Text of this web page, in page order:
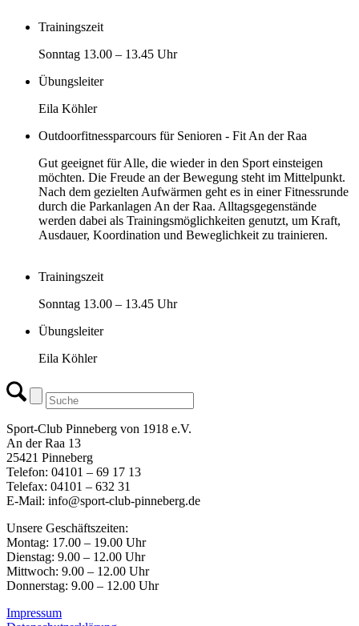
Trainingszeit
Sonntag 13.00 – 13.45 Uhr
Übungsleiter
Eila Köhler
Outdoorfitnessparcours für Senioren - Fit An der Raa
Gut geeignet für Alle, die wieder in den Sport einsteigen
möchten. Die Freude an der Bewegung steht im Mittelpunkt.
Nach dem gezielten Aufwärmen geht es in einer Fitnessrunde
durch die Parkanlagen An der Raa. Alltagsgegenstände
werden dabei als Trainingsmöglichkeiten genutzt, um Kraft,
Ausdauer, Koordination und Beweglichkeit zu trainieren.
Trainingszeit
Sonntag 13.00 – 13.45 Uhr
Übungsleiter
Eila Köhler
Sport-Club Pinneberg von 1918 e.V.
An der Raa 13
25421 Pinneberg
Telefon: 04101 – 69 17 13
Telefax: 04101 – 632 31
E-Mail: info@sport-club-pinneberg.de
Unsere Geschäftszeiten:
Montag: 17.00 – 19.00 Uhr
Dienstag: 9.00 – 12.00 Uhr
Mittwoch: 9.00 – 12.00 Uhr
Donnerstag: 9.00 – 12.00 Uhr
Impressum